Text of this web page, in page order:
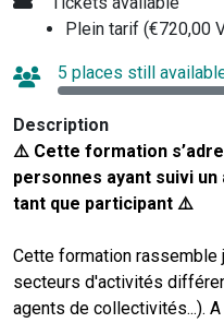
Plein tarif (€720,00
5 places still
Description
⚠️ Cette formation
personnes ayant suivi
tant que participant ⚠️
Cette formation
secteurs d'activités
agents de collectivités...).